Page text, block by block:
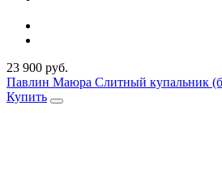
23 900 руб.
Павлин Маюра Слитный купальник
Купить